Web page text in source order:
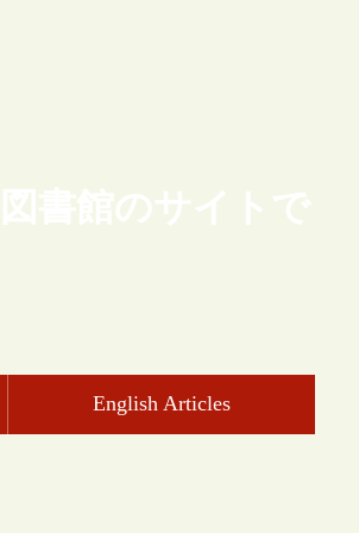
書館のサイトで
English Articles